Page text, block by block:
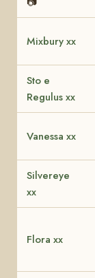
Mixbury xx
Sto e
Regulus xx
Vanessa xx
Silvereye
xx
Flora xx